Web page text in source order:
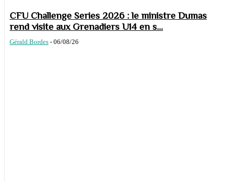
CFU Challenge Series 2026 : le ministre Dumas
rend visite aux Grenadiers U14 en s...
Gérald Bordes - 06/08/26